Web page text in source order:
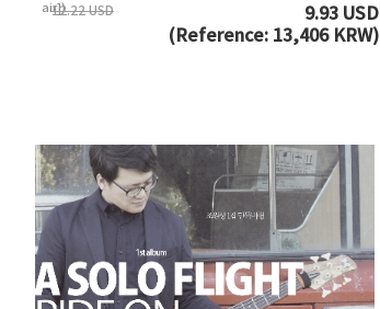
air])
12.22 USD
9.93 USD
(Reference: 13,406 KRW)